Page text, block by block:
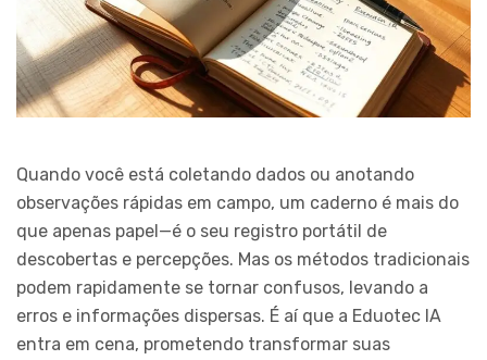
Quando você está coletando dados ou anotando
observações rápidas em campo, um caderno é mais do
que apenas papel—é o seu registro portátil de
descobertas e percepções. Mas os métodos tradicionais
podem rapidamente se tornar confusos, levando a
erros e informações dispersas. É aí que a Eduotec IA
entra em cena, prometendo transformar suas